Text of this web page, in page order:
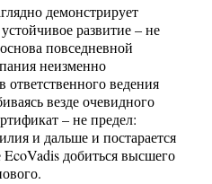
демонстрирует
развитие – не
повседневной
неизменно
ведения
везде очевидного
– не предел:
и дальше и постарается
добиться высшего